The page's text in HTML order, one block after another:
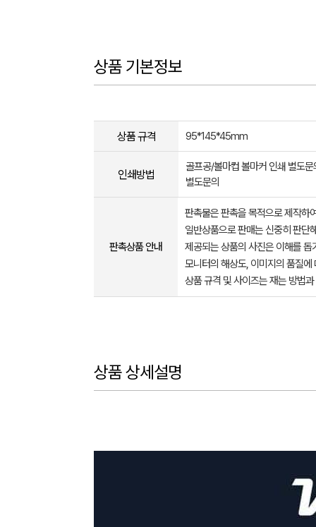
상품 기본정보
상품 규격 95*145*45mm
인쇄방법
골프공/볼마컵 볼마커 인쇄 별도
별도문의
판촉상품 안내
판촉물은 판촉을 목적으로 제작하
일반상품으로 판매는 신중히 판단
제공되는 상품의 사진은 이해를
모니터의 해상도, 이미지의 품질
상품 규격 및 사이즈는 재는 방법
상품 상세설명